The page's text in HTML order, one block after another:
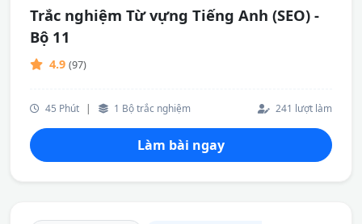
Trắc nghiệm Từ vựng Tiếng Anh (SEO) -
Bộ 11
4.9 (97)
45 Phút | 1 Bộ trắc nghiệm 241 lượt làm
Làm bài ngay